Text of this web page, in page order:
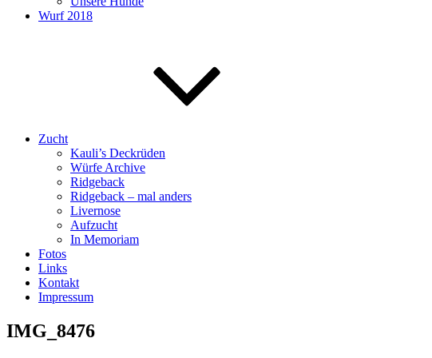
Wurf 2018
Zucht
Kauli’s Deckrüden
Würfe Archive
Ridgeback
Ridgeback – mal anders
Livernose
Aufzucht
In Memoriam
Fotos
Links
Kontakt
Impressum
IMG_8476